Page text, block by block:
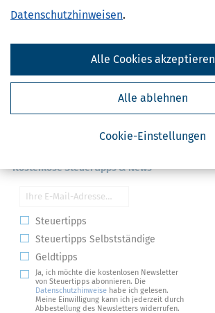
Datenschutzhinweisen.
Cookie-Einstellungen
Alle ablehnen
Alle Cookies akzeptieren
Kostenlose Steuertipps & News
Steuertipps
Steuertipps Selbstständige
Geldtipps
Ja, ich möchte die kostenlosen Newsletter
von Steuertipps abonnieren. Die
Datenschutzhinweise habe ich gelesen.
Meine Einwilligung kann ich jederzeit durch
Abbestellung des Newsletters widerrufen.